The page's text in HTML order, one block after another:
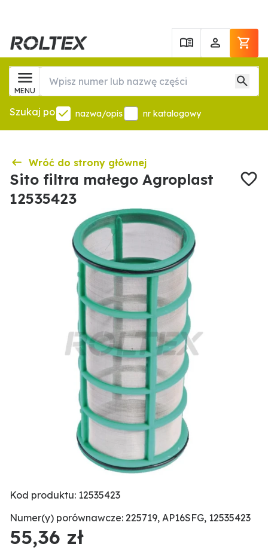
MENU
Szukaj po nazwa/opis nr katalogowy
Wróć do strony głównej
Sito filtra małego Agroplast
12535423
Kod produktu: 12535423
Numer(y) porównawcze: 225719, AP16SFG, 12535423
55,36 zł